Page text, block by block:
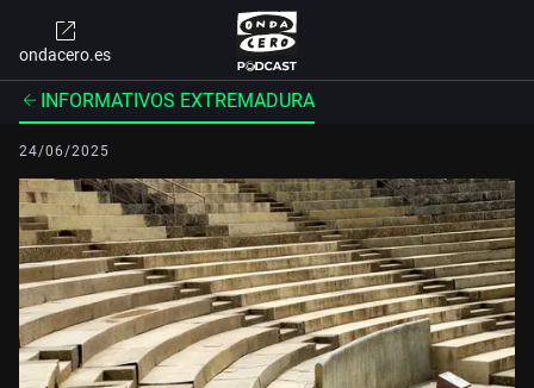
ondacero.es
INFORMATIVOS EXTREMADURA
24/06/2025